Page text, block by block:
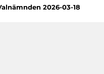
2026-03-18